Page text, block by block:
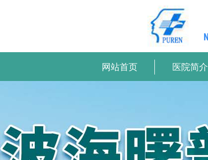
网站首页 医院简介